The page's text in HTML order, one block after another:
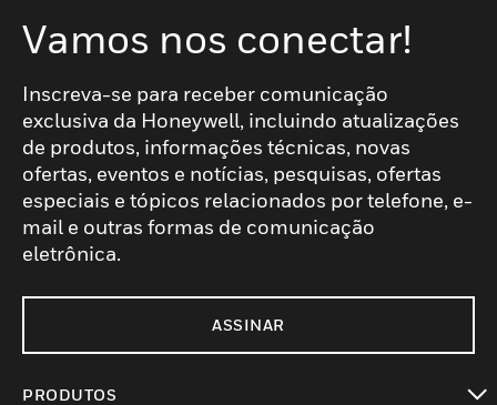
Vamos nos conectar!
Inscreva-se para receber comunicação
exclusiva da Honeywell, incluindo atualizações
de produtos, informações técnicas, novas
ofertas, eventos e notícias, pesquisas, ofertas
especiais e tópicos relacionados por telefone, e-
mail e outras formas de comunicação
eletrônica.
ASSINAR
PRODUTOS